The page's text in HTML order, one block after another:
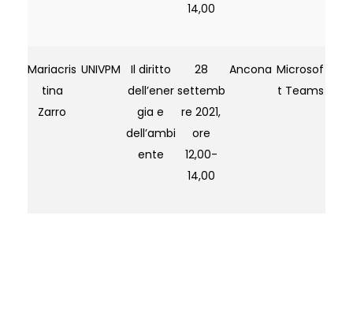
14,00
Mariacris
tina
Zarro
UNIVPM
Il diritto
dell’ener
gia e
dell’ambi
ente
28
settemb
re 2021,
ore
12,00-
14,00
Ancona Microsof
t Teams